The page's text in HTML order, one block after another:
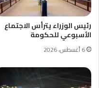
رئيس الوزراء يترأس الاجتماع
الأسبوعي للحكومة
6 أغسطس، 2026